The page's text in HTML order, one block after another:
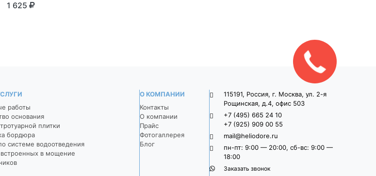
1 625
работы
основания
плитки
бордюра
системе водоотведения
в мощение
О КОМПАНИИ
Контакты
О компании
Прайс
Фотогаллерея
Блог
115191, Россия, г. Москва, ул. 2-я
Рощинская, д.4, офис 503
+7 (495) 665 24 10
+7 (925) 909 00 55
mail@heliodore.ru
пн-пт: 9:00 — 20:00, сб-вс: 9:00 —
18:00
Заказать звонок